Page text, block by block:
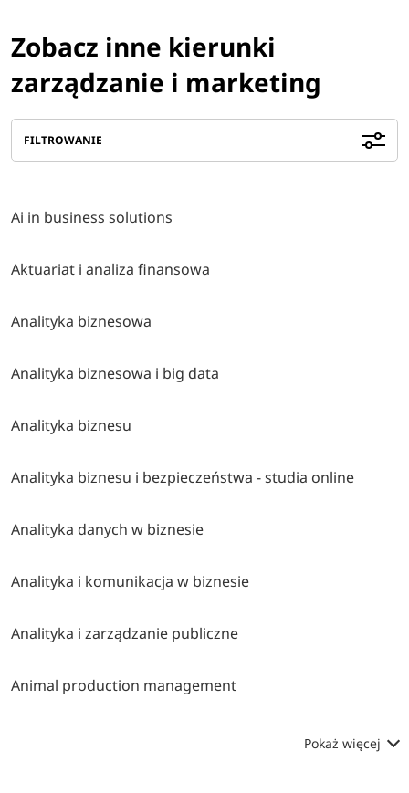
Zobacz inne kierunki
zarządzanie i marketing
FILTROWANIE
Ai in business solutions
Aktuariat i analiza finansowa
Analityka biznesowa
Analityka biznesowa i big data
Analityka biznesu
Analityka biznesu i bezpieczeństwa - studia online
Analityka danych w biznesie
Analityka i komunikacja w biznesie
Analityka i zarządzanie publiczne
Animal production management
Pokaż więcej